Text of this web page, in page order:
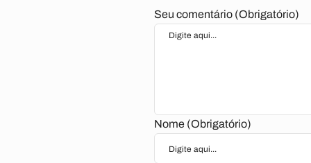
Seu comentário (Obrigatório)
Nome (Obrigatório)